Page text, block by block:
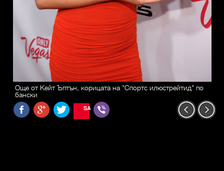
Още от Кейт Ъптън, корицата на "Спортс илюстрейтид" по
бански
SAVE